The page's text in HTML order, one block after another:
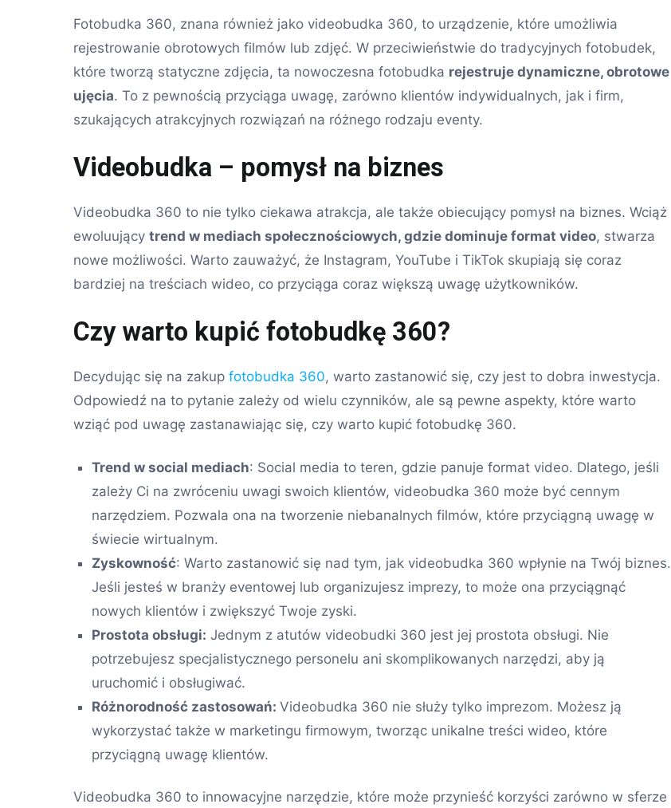
Fotobudka 360, znana również jako videobudka 360, to urządzenie, które umożliwia
rejestrowanie obrotowych filmów lub zdjęć. W przeciwieństwie do tradycyjnych fotobudek,
które tworzą statyczne zdjęcia, ta nowoczesna fotobudka rejestruje dynamiczne, obrotowe
ujęcia. To z pewnością przyciąga uwagę, zarówno klientów indywidualnych, jak i firm,
szukających atrakcyjnych rozwiązań na różnego rodzaju eventy.
Videobudka – pomysł na biznes
Videobudka 360 to nie tylko ciekawa atrakcja, ale także obiecujący pomysł na biznes. Wciąż
ewoluujący trend w mediach społecznościowych, gdzie dominuje format video, stwarza
nowe możliwości. Warto zauważyć, że Instagram, YouTube i TikTok skupiają się coraz
bardziej na treściach wideo, co przyciąga coraz większą uwagę użytkowników.
Czy warto kupić fotobudkę 360?
Decydując się na zakup fotobudka 360, warto zastanowić się, czy jest to dobra inwestycja.
Odpowiedź na to pytanie zależy od wielu czynników, ale są pewne aspekty, które warto
wziąć pod uwagę zastanawiając się, czy warto kupić fotobudkę 360.
Trend w social mediach: Social media to teren, gdzie panuje format video. Dlatego, jeśli
zależy Ci na zwróceniu uwagi swoich klientów, videobudka 360 może być cennym
narzędziem. Pozwala ona na tworzenie niebanalnych filmów, które przyciągną uwagę w
świecie wirtualnym.
Zyskowność: Warto zastanowić się nad tym, jak videobudka 360 wpłynie na Twój biznes.
Jeśli jesteś w branży eventowej lub organizujesz imprezy, to może ona przyciągnąć
nowych klientów i zwiększyć Twoje zyski.
Prostota obsługi: Jednym z atutów videobudki 360 jest jej prostota obsługi. Nie
potrzebujesz specjalistycznego personelu ani skomplikowanych narzędzi, aby ją
uruchomić i obsługiwać.
Różnorodność zastosowań:Videobudka 360 nie służy tylko imprezom. Możesz ją
wykorzystać także w marketingu firmowym, tworząc unikalne treści wideo, które
przyciągną uwagę klientów.
Videobudka 360 to innowacyjne narzędzie, które może przynieść korzyści zarówno w sferze